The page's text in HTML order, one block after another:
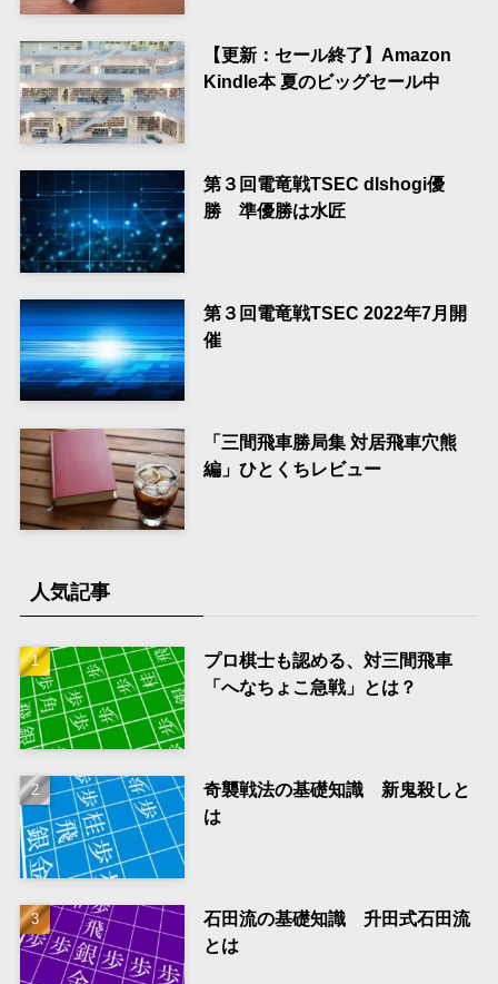
【更新：セール終了】Amazon
Kindle本 夏のビッグセール中
第３回電竜戦TSEC dlshogi優
勝 準優勝は水匠
第３回電竜戦TSEC 2022年7月開
催
「三間飛車勝局集 対居飛車穴熊
編」ひとくちレビュー
人気記事
プロ棋士も認める、対三間飛車
「へなちょこ急戦」とは？
奇襲戦法の基礎知識 新鬼殺しと
は
石田流の基礎知識 升田式石田流
とは